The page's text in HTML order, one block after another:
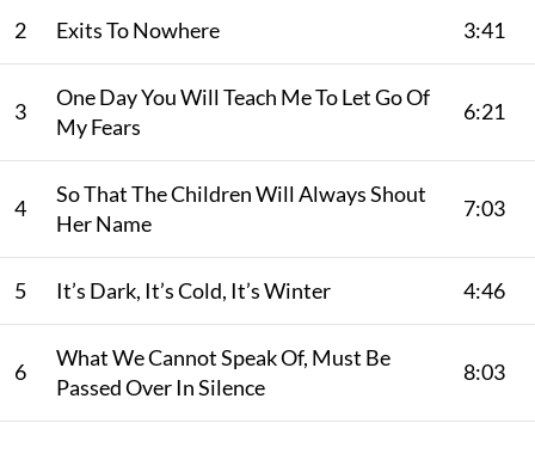
2 Exits To Nowhere 3:41
3
One Day You Will Teach Me To Let Go Of
My Fears
6:21
4
So That The Children Will Always Shout
Her Name
7:03
5 It’s Dark, It’s Cold, It’s Winter 4:46
6
What We Cannot Speak Of, Must Be
Passed Over In Silence
8:03